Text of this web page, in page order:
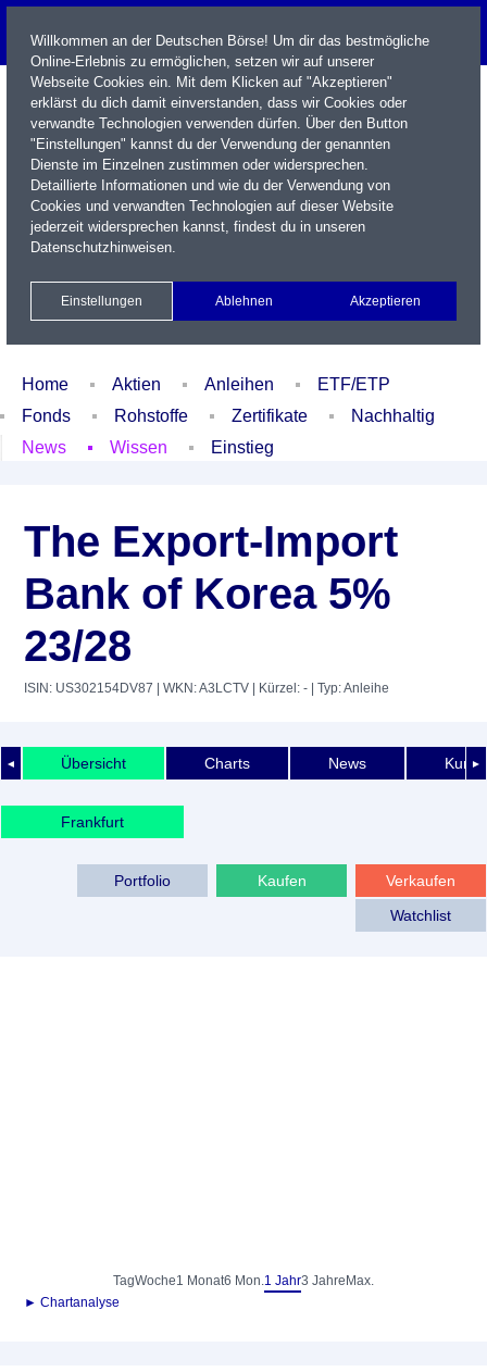
Name / WKN / ISIN / Kürzel
Xetra Realtime
Watchlist Portfolio Login
Home Aktien Anleihen
ETF/ETP
Fonds
Rohstoffe Zertifikate
Nachhaltig
News
Wissen Einstieg
The Export-Import
Bank of Korea 5%
23/28
ISIN: US302154DV87 | WKN: A3LCTV | Kürzel: - | Typ: Anleihe
◄ ►
Übersicht Charts News
Frankfurt
Verkaufen
Kaufen
Portfolio
Watchlist
TagWoche1 Monat6 Mon.1 Jahr3 Jahre Max.
► Chartanalyse
Willkommen an der Deutschen Börse! Um dir das bestmögliche
Online-Erlebnis zu ermöglichen, setzen wir auf unserer
Webseite Cookies ein. Mit dem Klicken auf "Akzeptieren"
erklärst du dich damit einverstanden, dass wir Cookies oder
verwandte Technologien verwenden dürfen. Über den Button
"Einstellungen" kannst du der Verwendung der genannten
Dienste im Einzelnen zustimmen oder widersprechen.
Detaillierte Informationen und wie du der Verwendung von
Cookies und verwandten Technologien auf dieser Website
jederzeit widersprechen kannst, findest du in unseren
Datenschutzhinweisen.
Einstellungen Ablehnen Akzeptieren